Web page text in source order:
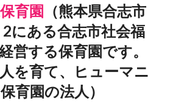
育園 （熊本県合志市
にある合志市社会福
営する保育園です。
を育て、ヒューマニ
育園の法人）